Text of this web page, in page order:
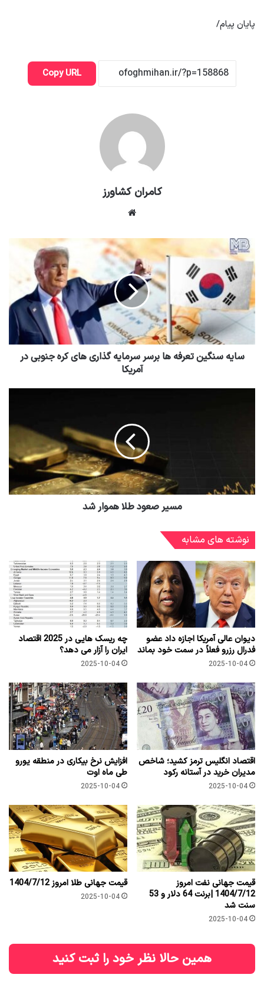
پایان پیام/
Copy URL
کامران کشاورز
سایه سنگین تعرفه ها برسر سرمایه گذاری های کره جنوبی در
آمریکا
مسیر صعود طلا هموار شد
نوشته های مشابه
دیوان عالی آمریکا اجازه داد عضو
فدرال رزرو فعلاً در سمت خود بماند
2025-10-04
چه ریسک هایی در 2025 اقتصاد
ایران را آزار می دهد؟
2025-10-04
اقتصاد انگلیس ترمز کشید؛ شاخص
مدیران خرید در آستانه رکود
2025-10-04
افزایش نرخ بیکاری در منطقه یورو
طی ماه اوت
2025-10-04
قیمت جهانی نفت امروز
1404/7/12 |برنت 64 دلار و 53
سنت شد
2025-10-04
قیمت جهانی طلا امروز 1404/7/12
2025-10-04
همین حالا نظر خود را ثبت کنید